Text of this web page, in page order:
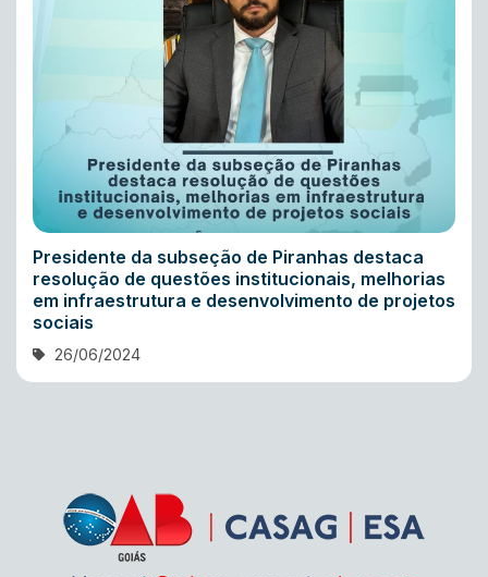
Presidente da subseção de Piranhas destaca
resolução de questões institucionais, melhorias
em infraestrutura e desenvolvimento de projetos
sociais
26/06/2024